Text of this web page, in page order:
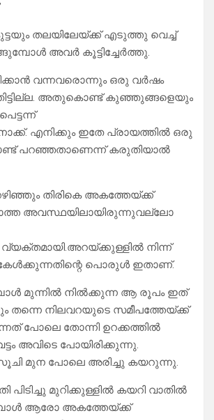
തലയിലേയ്ക്ക് എടുത്തു വെച്ച്
അവർ കൂട്ടിച്ചേർത്തു.
വന്നവരൊന്നും ഒരു വർഷം
അതുകൊണ്ട് കുഞ്ഞുങ്ങളെയും
എനിക്കും ഇതേ പ്രായത്തിൽ ഒരു
പറഞ്ഞതാണെന്ന് കരുതിയാൽ
തിരികെ അകത്തേയ്ക്ക്
അവസ്ഥയിലായിരുന്നുവല്ലോ
നിന്ന്
പൊരുൾ ഇതാണ്.
മുന്നിൽ നിൽക്കുന്ന ആ രൂപം ഇത്
തന്നെ നിലവറയുടെ സമീപത്തേയ്ക്ക്
പോലെ തോന്നി ഉറക്കത്തിൽ
അവിടെ പോയിരിക്കുന്നു.
സൂചി മുന പോലെ അരിച്ചു കയറുന്നു.
പിടിച്ചു മുറിക്കുള്ളിൽ കയറി വാതിൽ
ആരോ അകത്തേയ്ക്ക്